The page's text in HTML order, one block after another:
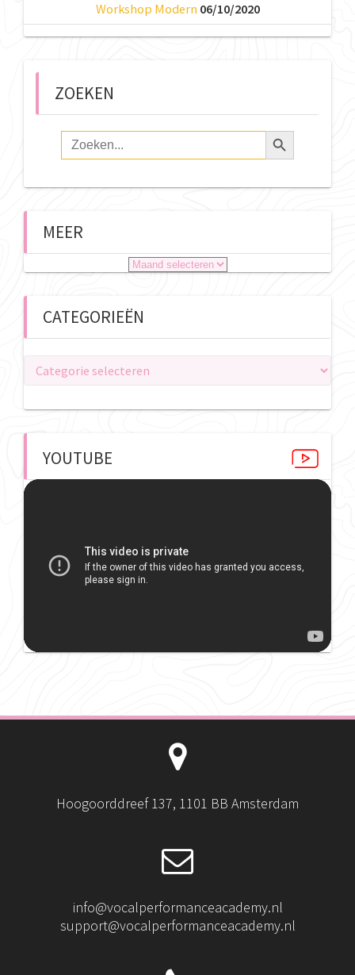
Workshop Modern 06/10/2020
ZOEKEN
Zoek
naar:
Zoekknop
MEER
Meer
CATEGORIEËN
Categorieën
YOUTUBE
Hoogoorddreef 137, 1101 BB Amsterdam
info@vocalperformanceacademy.nl
support@vocalperformanceacademy.nl